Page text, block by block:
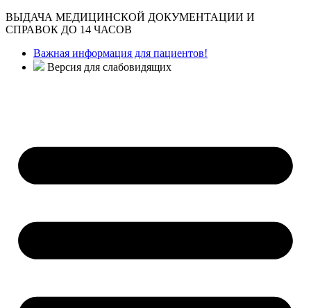
ВЫДАЧА МЕДИЦИНСКОЙ ДОКУМЕНТАЦИИ И
СПРАВОК ДО 14 ЧАСОВ
Важная информация для пациентов!
Версия для слабовидящих